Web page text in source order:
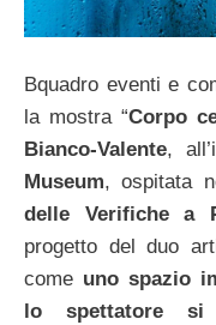
Bquadro eventi e
la mostra “Corpo
Bianco-Valente,
Museum, ospitata
delle Verifiche a
progetto del duo
come uno spazio
lo spettatore si